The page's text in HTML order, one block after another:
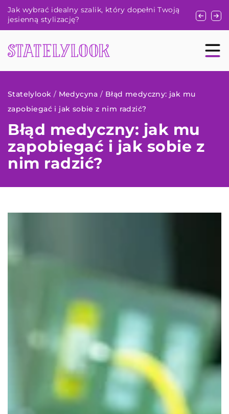
Czy laserowe usuwanie tatuażu jest bezpieczne?
Poradnik dla zainteresowanych
zdrowia?
Statelylook / Medycyna / Błąd medyczny: jak mu
zapobiegać i jak sobie z nim radzić?
Błąd medyczny: jak mu
zapobiegać i jak sobie z
nim radzić?